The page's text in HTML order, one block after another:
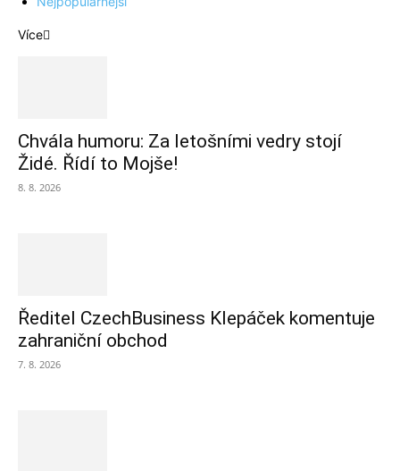
Více
Chvála humoru: Za letošními vedry stojí
Židé. Řídí to Mojše!
8. 8. 2026
Ředitel CzechBusiness Klepáček komentuje
zahraniční obchod
7. 8. 2026